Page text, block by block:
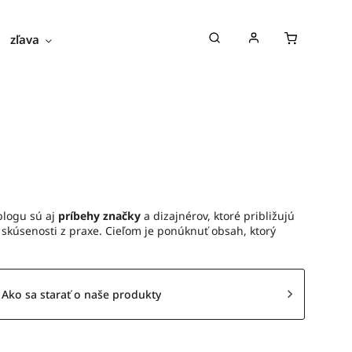
zľava
sú aj príbehy značky a dizajnérov, ktoré približujú
z praxe. Cieľom je ponúknuť obsah, ktorý
Ako sa starať o naše produkty